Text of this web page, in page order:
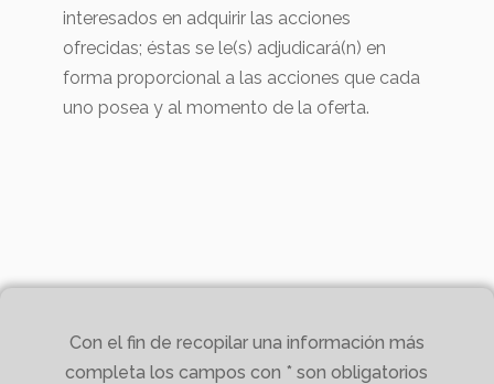
interesados en adquirir las acciones
ofrecidas; éstas se le(s) adjudicará(n) en
forma proporcional a las acciones que cada
uno posea y al momento de la oferta.
Con el fin de recopilar una información más
completa los campos con * son obligatorios